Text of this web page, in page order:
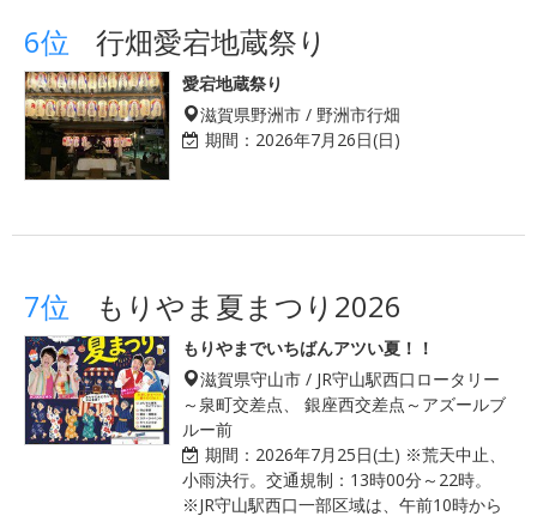
6位 行畑愛宕地蔵祭り
愛宕地蔵祭り
滋賀県野洲市 / 野洲市行畑
期間： 2026年7月26日(日)
7位 もりやま夏まつり2026
もりやまでいちばんアツい夏！！
滋賀県守山市 / JR守山駅西口ロータリー
～泉町交差点、 銀座西交差点～アズールブ
ルー前
期間： 2026年7月25日(土) ※荒天中止、
小雨決行。交通規制：13時00分～22時。
※JR守山駅西口一部区域は、午前10時から